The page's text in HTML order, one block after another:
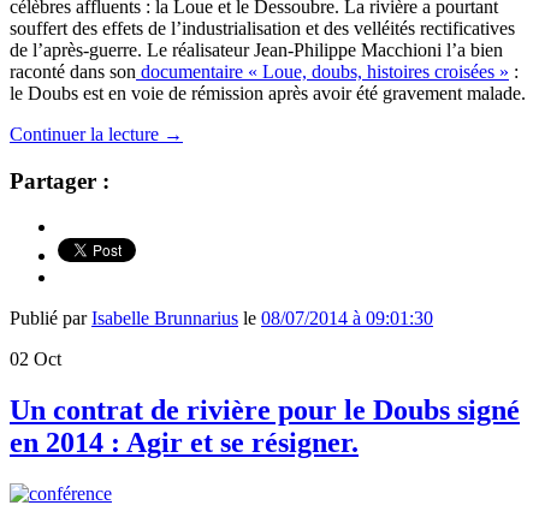
célèbres affluents : la Loue et le Dessoubre. La rivière a pourtant
souffert des effets de l’industrialisation et des velléités rectificatives
de l’après-guerre. Le réalisateur Jean-Philippe Macchioni l’a bien
raconté dans son documentaire « Loue, doubs, histoires croisées » :
le Doubs est en voie de rémission après avoir été gravement malade.
Continuer la lecture →
Partager :
Publié parIsabelle Brunnarius le 08/07/2014 à 09:01:30
02 Oct
Un contrat de rivière pour le Doubs signé
en 2014 : Agir et se résigner.